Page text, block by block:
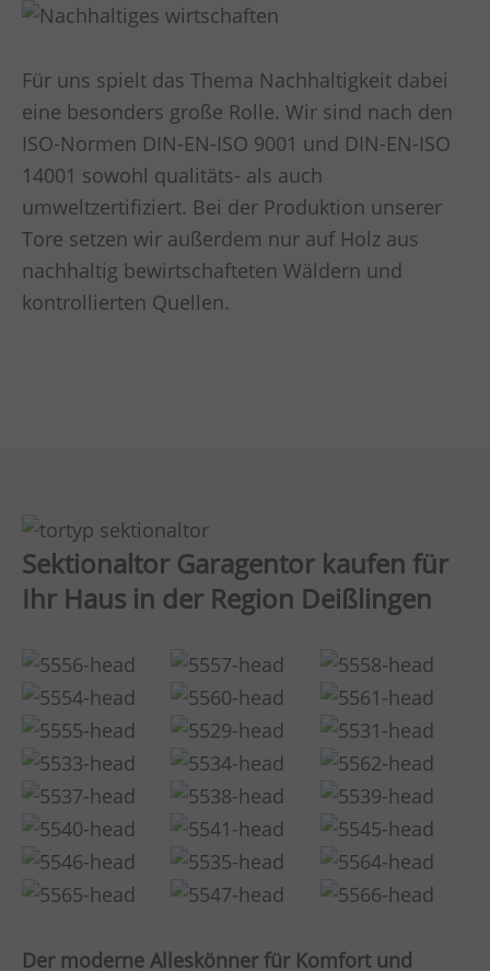
Für uns spielt das Thema Nachhaltigkeit dabei
eine besonders große Rolle. Wir sind nach den
ISO-Normen DIN-EN-ISO 9001 und DIN-EN-ISO
14001 sowohl qualitäts- als auch
umweltzertifiziert. Bei der Produktion unserer
Tore setzen wir außerdem nur auf Holz aus
nachhaltig bewirtschafteten Wäldern und
kontrollierten Quellen.
Sektionaltor Garagentor kaufen für
Ihr Haus in der Region Deißlingen
Der moderne Alleskönner für Komfort und